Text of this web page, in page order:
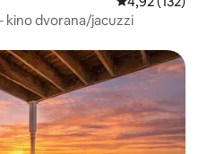
kino dvorana/jacuzzi